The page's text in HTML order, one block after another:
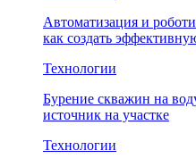
Автоматизация и
как создать
Технологии
Бурение скважин на
источник на участке
Технологии